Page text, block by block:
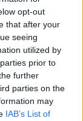
opt-out
that after your
seeing
utilized by
prior to
further
parties on the
may
IAB’s List of